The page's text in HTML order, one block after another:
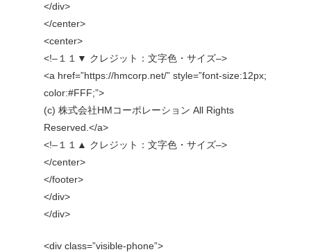
</div>
</center>
<center>
<!–１１▼ クレジット：文字色・サイズ–>
<a href=”https://hmcorp.net/” style=”font-size:12px;
color:#FFF;”>
(c) 株式会社HMコーポレーション All Rights
Reserved.</a>
<!–１１▲ クレジット：文字色・サイズ–>
</center>
</footer>
</div>
</div>
<div class=”visible-phone”>